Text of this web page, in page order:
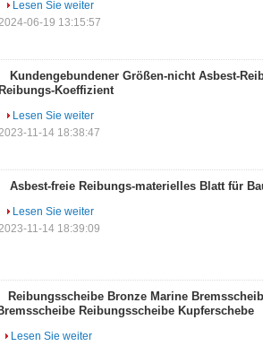
Lesen Sie weiter
06-19 13:15:57
Kundengebundener Größen-nicht Asbest-
Reibungs-Koeffizient
Lesen Sie weiter
11-14 18:38:47
Asbest-freie Reibungs-materielles Blatt für
Lesen Sie weiter
11-14 18:39:09
Reibungsscheibe Bronze Marine
Reibungsscheibe Kupferschebe
Lesen Sie weiter